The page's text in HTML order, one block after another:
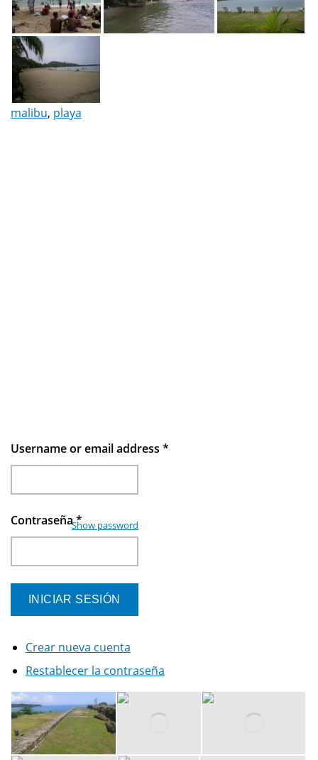
malibu, playa
Username or email address *
Contraseña*
Show password
Crear nueva cuenta
Restablecer la contraseña